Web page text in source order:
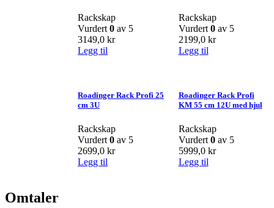
Rackskap
Vurdert0 av 5
3149,0kr
Legg til
Rackskap
Vurdert 0av 5
2199,0 kr
Legg til
Roadinger Rack Profi 25
cm 3U
Rackskap
Vurdert0 av 5
2699,0kr
Legg til
Roadinger Rack Profi
KM 55 cm 12U med hjul
Rackskap
Vurdert 0av 5
5999,0 kr
Legg til
Omtaler